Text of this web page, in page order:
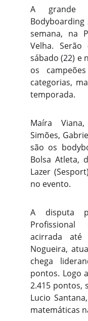
A grande
semana, na
Velha.
sábado (22) e
os
categorias,
temporada.
Maíra
Simões,
são os
Bolsa Atleta,
Lazer
no evento.
A disputa
acirrada até
Nogueira,
chega
pontos. Logo
2.415 pontos,
Lucio
matemáticas